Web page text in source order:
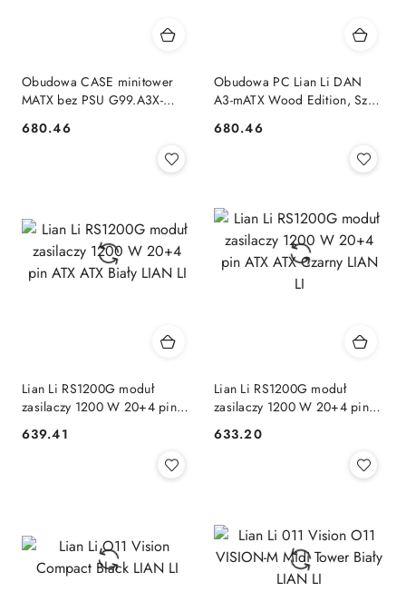
Obudowa CASE minitower
MATX bez PSU G99.A3X-
Cena:
680.46
Obudowa PC Lian Li DAN
A3-mATX Wood Edition, Szkło
biała LIAN LI
Cena:
680.46
Lian Li RS1200G moduł
zasilaczy 1200 W 20+4 pin
Cena:
639.41
Lian Li RS1200G moduł
zasilaczy 1200 W 20+4 pin
Cena:
633.20